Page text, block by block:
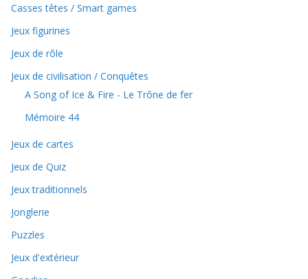
Casses têtes / Smart games
Jeux figurines
Jeux de rôle
Jeux de civilisation / Conquêtes
A Song of Ice & Fire - Le Trône de fer
Mémoire 44
Jeux de cartes
Jeux de Quiz
Jeux traditionnels
Jonglerie
Puzzles
Jeux d'extérieur